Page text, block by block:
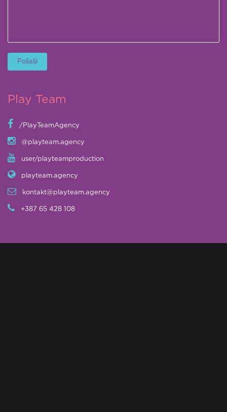
Play Team
/PlayTeamAgency
@playteam.agency
user/playteamproduction
playteam.agency
kontakt@playteam.agency
+387 65 428 108